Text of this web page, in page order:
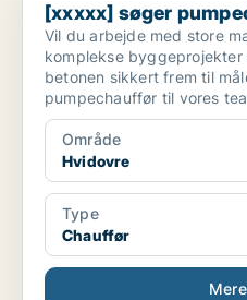
[xxxxx] søger
Vil du arbejde med store
komplekse
betonen sikkert frem til
pumpechauffør til vores
Område
Hvidovre
Type
Chauffør